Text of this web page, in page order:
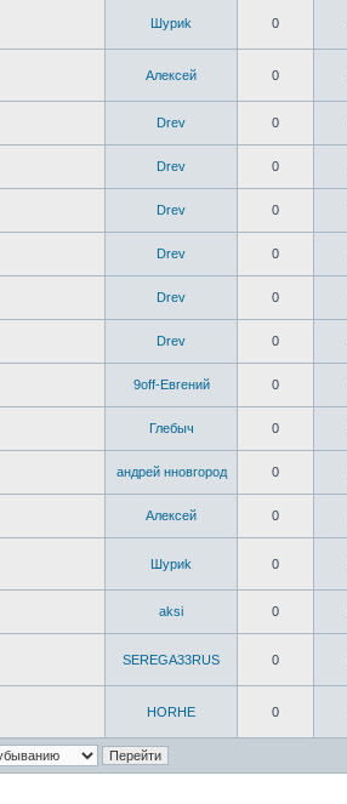
Шyриk 0
Алексей 0
Drev 0
Drev 0
Drev 0
Drev 0
Drev 0
Drev 0
9off-Евгений 0
Глебыч 0
андрей нновгород 0
Алексей 0
Шyриk 0
aksi 0
SEREGA33RUS 0
HORHE 0